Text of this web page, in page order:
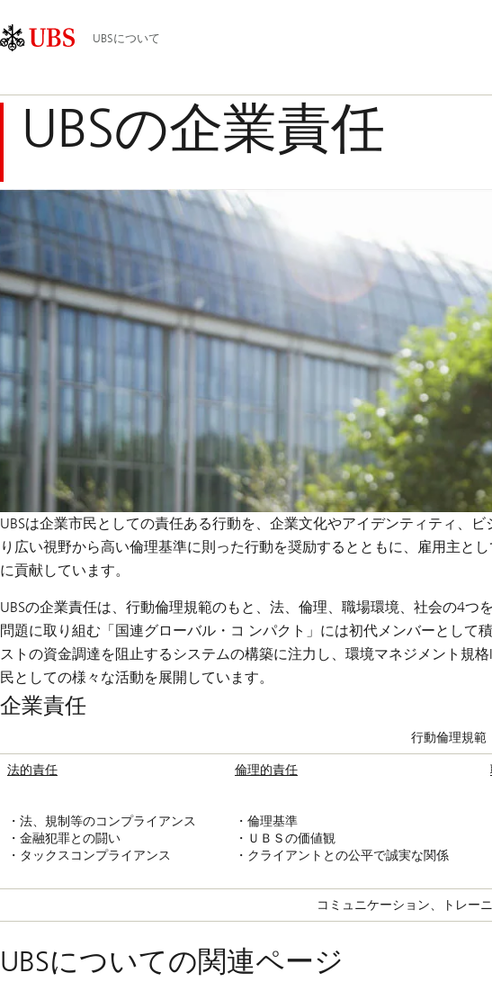
Area
イ
ン
ビ
ョ
ン
UBSについて
UBSの企業責任
UBSは企業市民としての責任ある行動を、企業文化やアイデンティティ、
り広い視野から高い倫理基準に則った行動を奨励するとともに、雇用主と
に貢献しています。
UBSの企業責任は、行動倫理規範のもと、法、倫理、職場環境、社会の4
問題に取り組む「国連グローバル・コ ンパクト」には初代メンバーとして
ストの資金調達を阻止するシステムの構築に注力し、環境マネジメント規
民としての様々な活動を展開しています。
企業責任
行動倫理規範
法的責任
・法、規制等のコンプライアンス
・金融犯罪との闘い
・タックスコンプライアンス
倫理的責任
・倫理基準
・ＵＢＳの価値観
・クライアントとの公平で誠実な関係
コミュニケーション、トレー
UBSについての関連ページ